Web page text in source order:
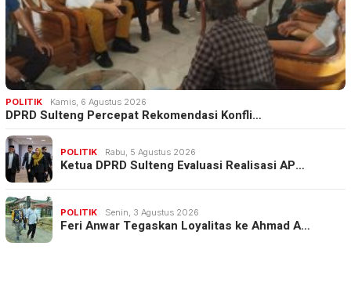
POLITIK Kamis, 6 Agustus 2026
DPRD Sulteng Percepat Rekomendasi Konfli…
POLITIK Rabu, 5 Agustus 2026
Ketua DPRD Sulteng Evaluasi Realisasi AP…
POLITIK Senin, 3 Agustus 2026
Feri Anwar Tegaskan Loyalitas ke Ahmad A…